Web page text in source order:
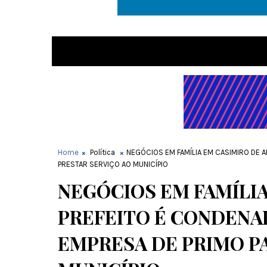
Home Política
NEGÓCIOS EM FAMÍLIA EM CASIMIRO DE
PRESTAR SERVIÇO AO MUNICÍPIO
NEGÓCIOS EM
PREFEITO É
EMPRESA DE PRIMO